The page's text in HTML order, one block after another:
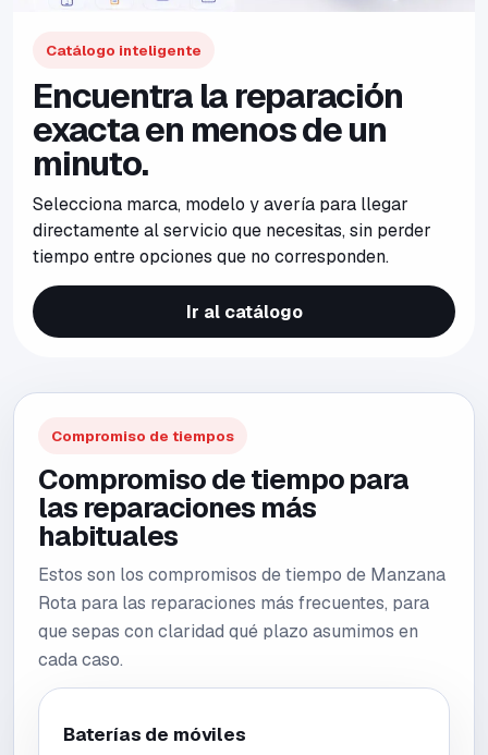
Catálogo inteligente
Encuentra la reparación
exacta en menos de un
minuto.
Selecciona marca, modelo y avería para llegar
directamente al servicio que necesitas, sin perder
tiempo entre opciones que no corresponden.
Ir al catálogo
Compromiso de tiempos
Compromiso de tiempo para
las reparaciones más
habituales
Estos son los compromisos de tiempo de Manzana
Rota para las reparaciones más frecuentes, para
que sepas con claridad qué plazo asumimos en
cada caso.
Baterías de móviles